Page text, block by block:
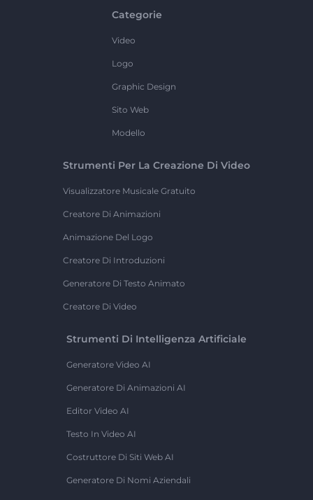
Categorie
Video
Logo
Graphic Design
Sito Web
Modello
Strumenti Per La Creazione Di Video
Visualizzatore Musicale Gratuito
Creatore Di Animazioni
Animazione Del Logo
Creatore Di Introduzioni
Generatore Di Testo Animato
Creatore Di Video
Strumenti Di Intelligenza Artificiale
Generatore Video AI
Generatore Di Animazioni AI
Editor Video AI
Testo In Video AI
Costruttore Di Siti Web AI
Generatore Di Nomi Aziendali